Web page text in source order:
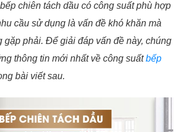
chiên tách dầu có công suất phù hợp
cầu sử dụng là vấn đề khó khăn mà
gặp phải. Để giải đáp vấn đề này, chúng
thông tin mới nhất về công suấtbếp
bài viết sau.